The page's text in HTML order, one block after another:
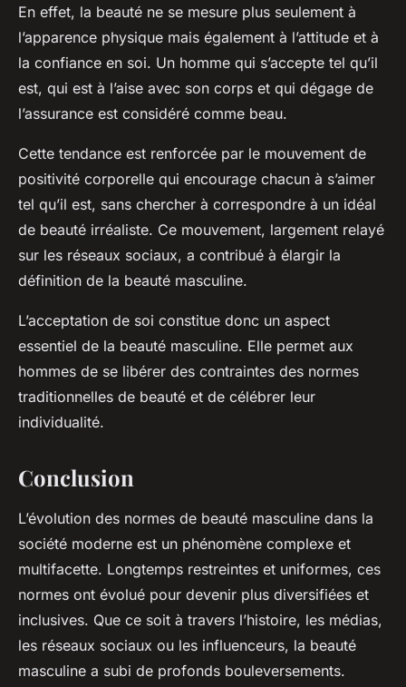
En effet, la beauté ne se mesure plus seulement à
l’apparence physique mais également à l’attitude et à
la confiance en soi. Un homme qui s’accepte tel qu’il
est, qui est à l’aise avec son corps et qui dégage de
l’assurance est considéré comme beau.
Cette tendance est renforcée par le mouvement de
positivité corporelle qui encourage chacun à s’aimer
tel qu’il est, sans chercher à correspondre à un idéal
de beauté irréaliste. Ce mouvement, largement relayé
sur les réseaux sociaux, a contribué à élargir la
définition de la beauté masculine.
L’acceptation de soi constitue donc un aspect
essentiel de la beauté masculine. Elle permet aux
hommes de se libérer des contraintes des normes
traditionnelles de beauté et de célébrer leur
individualité.
Conclusion
L’évolution des normes de beauté masculine dans la
société moderne est un phénomène complexe et
multifacette. Longtemps restreintes et uniformes, ces
normes ont évolué pour devenir plus diversifiées et
inclusives. Que ce soit à travers l’histoire, les médias,
les réseaux sociaux ou les influenceurs, la beauté
masculine a subi de profonds bouleversements.